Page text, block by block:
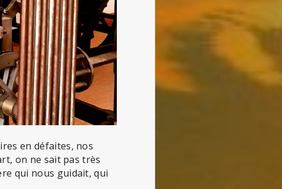
en défaites, nos
on ne sait pas très
qui nous guidait, qui